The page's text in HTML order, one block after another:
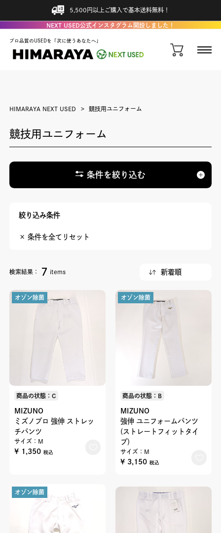
5,500円以上ご購入で基本送料無料！
NEXT USED公式インスタグラム開設しました！
プロ品質のUSEDを「次に使うあなたへ」
HIMARAYA NEXT USED 競技用ユニフォーム
競技用ユニフォーム
条件を絞り込む
絞り込み条件
× 条件を全てリセット
検索結果： 7 items
オゾン除菌
商品の状態：C
MIZUNO
ミズノプロ 強伸 ストレッ
チパンツ
サイズ：M
¥ 1,350 税込
オゾン除菌
商品の状態：B
MIZUNO
強伸 ユニフォームパンツ
(ストレートフィットタイ
プ)
サイズ：M
¥ 3,150 税込
オゾン除菌